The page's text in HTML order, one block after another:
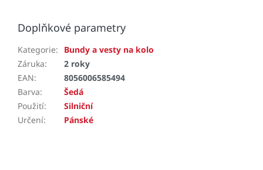
Doplňkové parametry
Kategorie:
Bundy a vesty na kolo
Záruka:
2 roky
EAN:
8056006585494
Barva:
Šedá
Použití:
Silniční
Určení: Pánské